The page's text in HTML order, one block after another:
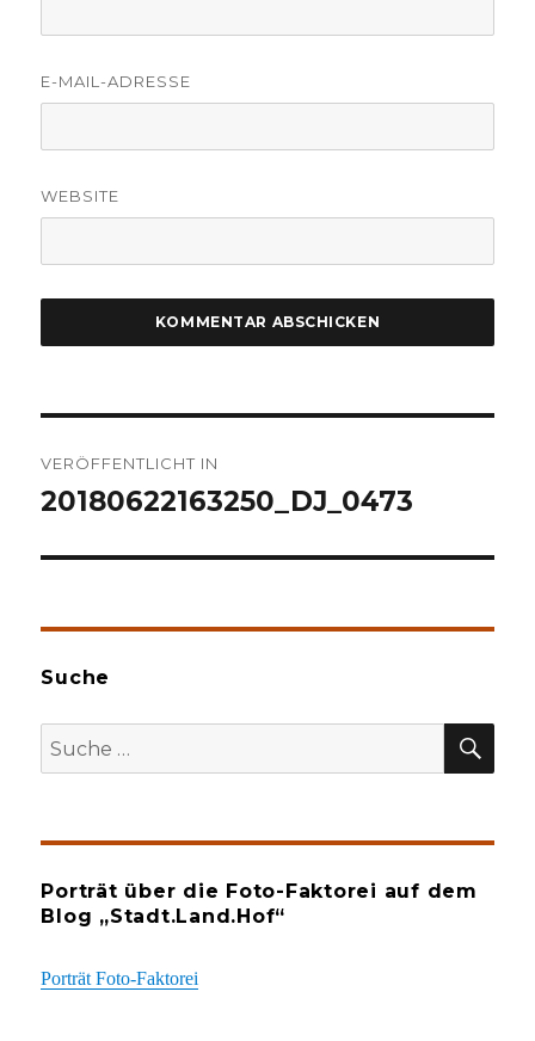
E-MAIL-ADRESSE
WEBSITE
VERÖFFENTLICHT IN
20180622163250_DJ_0473
Suche
Suche
nach:
Porträt über die Foto-Faktorei auf dem
Blog „Stadt.Land.Hof“
Porträt Foto-Faktorei